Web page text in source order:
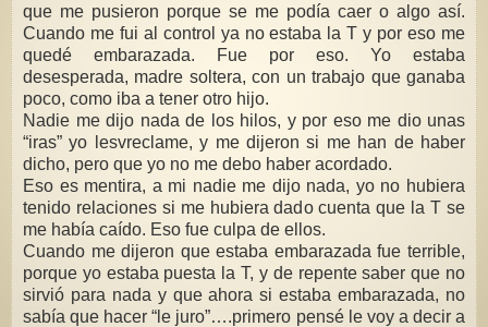
que me pusieron porque se me podía caer o algo así.
Cuando me fui al control ya no estaba la T y por eso me
quedé embarazada. Fue por eso. Yo estaba
desesperada, madre soltera, con un trabajo que ganaba
poco, como iba a tener otro hijo.
Nadie me dijo nada de los hilos, y por eso me dio unas
“iras” yo lesvreclame, y me dijeron si me han de haber
dicho, pero que yo no me debo haber acordado.
Eso es mentira, a mi nadie me dijo nada, yo no hubiera
tenido relaciones si me hubiera dado cuenta que la T se
me había caído. Eso fue culpa de ellos.
Cuando me dijeron que estaba embarazada fue terrible,
porque yo estaba puesta la T, y de repente saber que no
sirvió para nada y que ahora si estaba embarazada, no
sabía que hacer “le juro”….primero pensé le voy a decir a